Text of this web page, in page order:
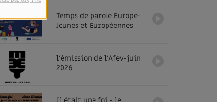
Temps de parole Europe-
Jeunes et Européennes
l'émission de l'Afev-juin
2026